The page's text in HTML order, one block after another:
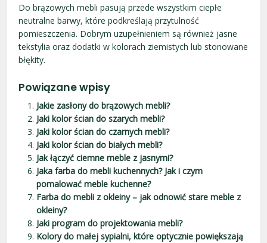
Do brązowych mebli pasują przede wszystkim ciepłe
neutralne barwy, które podkreślają przytulność
pomieszczenia. Dobrym uzupełnieniem są również jasne
tekstylia oraz dodatki w kolorach ziemistych lub stonowane
błękity.
Powiązane wpisy
Jakie zasłony do brązowych mebli?
Jaki kolor ścian do szarych mebli?
Jaki kolor ścian do czarnych mebli?
Jaki kolor ścian do białych mebli?
Jak łączyć ciemne meble z jasnymi?
Jaka farba do mebli kuchennych? Jak i czym
pomalować meble kuchenne?
Farba do mebli z okleiny – jak odnowić stare meble z
okleiny?
Jaki program do projektowania mebli?
Kolory do małej sypialni, które optycznie powiększają